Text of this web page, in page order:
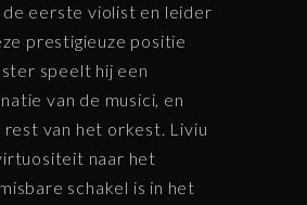
eerste violist en leider
prestigieuze positie
speelt hij een
van de musici, en
rest van het orkest. Liviu
naar het
schakel is in het